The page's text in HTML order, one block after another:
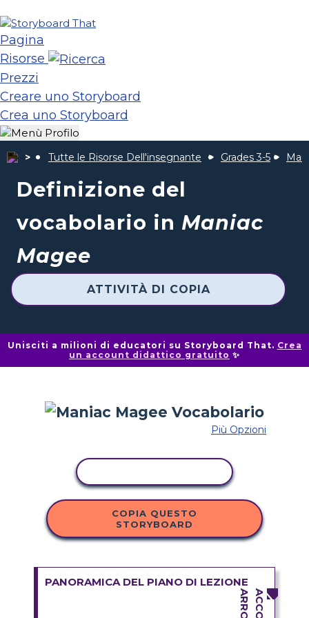
Pagina
Risorse
Prezzi
Creare uno Storyboard
Crea uno Storyboard
Tutte le Risorse Dell'insegnante Grades 3-5
Definizione del
vocabolario in Maniac
Magee
ATTIVITÀ DI COPIA
Unisciti a milioni di educatori su Storyboard That. Crea
un account didattico gratuito ✨
Più Opzioni
COPIA QUESTO
STORYBOARD
PANORAMICA DEL PIANO DI LEZIONE